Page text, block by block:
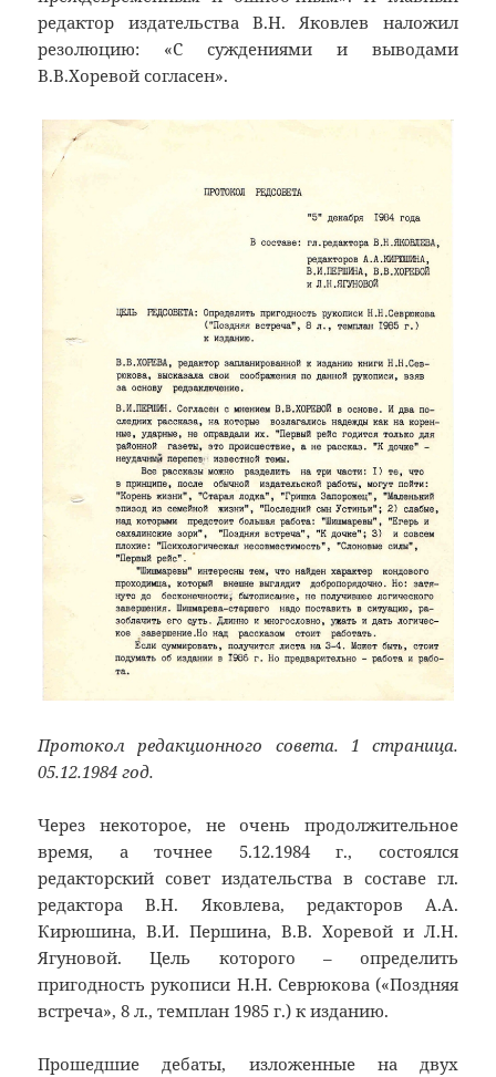
редактор издательства В.Н. Яковлев наложил
резолюцию: «С суждениями и выводами
В.В.Хоревой согласен».
Протокол редакционного совета. 1 страница.
05.12.1984 год.
Через некоторое, не очень продолжительное
время, а точнее 5.12.1984 г., состоялся
редакторский совет издательства в составе гл.
редактора В.Н. Яковлева, редакторов А.А.
Кирюшина, В.И. Першина, В.В. Хоревой и Л.Н.
Ягуновой. Цель которого – определить
пригодность рукописи Н.Н. Севрюкова («Поздняя
встреча», 8 л., темплан 1985 г.) к изданию.
Прошедшие дебаты, изложенные на двух